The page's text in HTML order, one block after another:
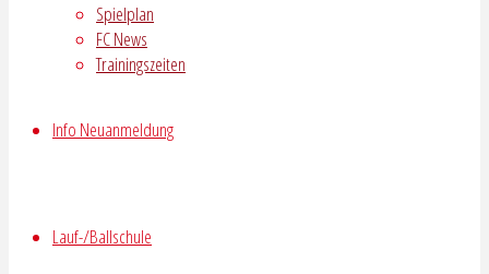
Spielplan
FC News
Trainingszeiten
Info Neuanmeldung
Lauf-/Ballschule